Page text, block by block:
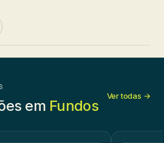
em Fundos
Ver todas →